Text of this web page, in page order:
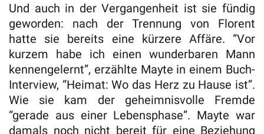
Und auch in der Vergangenheit ist sie fündig
geworden: nach der Trennung von Florent
hatte sie bereits eine kürzere Affäre. “Vor
kurzem habe ich einen wunderbaren Mann
kennengelernt”, erzählte Mayte in einem Buch-
Interview, “Heimat: Wo das Herz zu Hause ist”.
Wie sie kam der geheimnisvolle Fremde
“gerade aus einer Lebensphase”. Mayte war
damals noch nicht bereit für eine Beziehung